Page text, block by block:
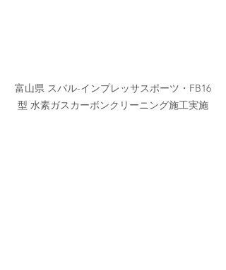
富山県 スバル-インプレッサスポーツ・FB16
型 水素ガスカーボンクリーニング施工実施